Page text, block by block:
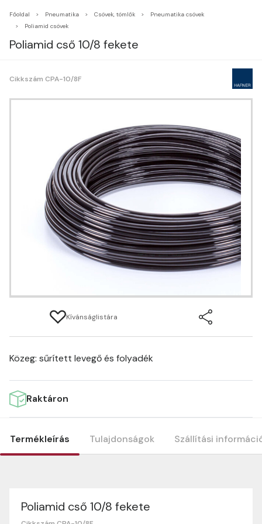
Főoldal Pneumatika Csövek, tömlők
Pneumatika csövek
Poliamid csövek
Poliamid cső 10/8 fekete
Cikkszám CPA-10/8F
Kívánságlistára
Közeg: sűrített levegő és folyadék
Raktáron
Termékleírás Tulajdonságok Szállítási
Poliamid cső 10/8 fekete
Termék tulajdonságok
Szállítási információk